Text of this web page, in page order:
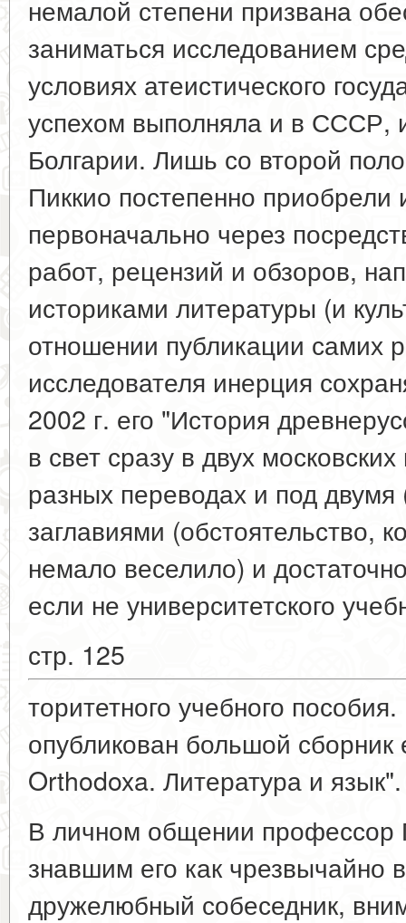
немалой степени призвана
заниматься исследованием
условиях атеистического
успехом выполняла и в СССР,
Болгарии. Лишь со второй
Пиккио постепенно
первоначально через
работ, рецензий и обзоров,
историками литературы (и
отношении публикации самих
исследователя инерция
2002 г. его "История
в свет сразу в двух
разных переводах и под двумя
заглавиями (обстоятельство,
немало веселило) и
если не университетского
стр. 125
торитетного учебного
опубликован большой сборник
Orthodoxa. Литература и язык".
В личном общении профессор
знавшим его как чрезвычайно
дружелюбный собеседник,